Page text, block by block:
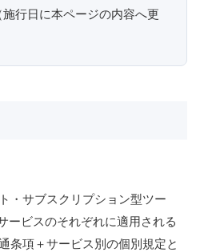
行日に本ページの内容へ更
・サブスクリプション型ツー
ービスのそれぞれに適用される
条項＋サービス別の個別規定と